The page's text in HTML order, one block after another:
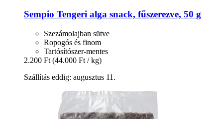
Sempio Tengeri alga snack, fűszerezve, 50 g
Szezámolajban sütve
Ropogós és finom
Tartósítószer-mentes
2.200 Ft (44.000 Ft / kg)
Szállítás eddig: augusztus 11.